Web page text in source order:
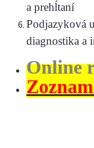
a prehĺtaní
Podjazyková
diagnostika a
Online